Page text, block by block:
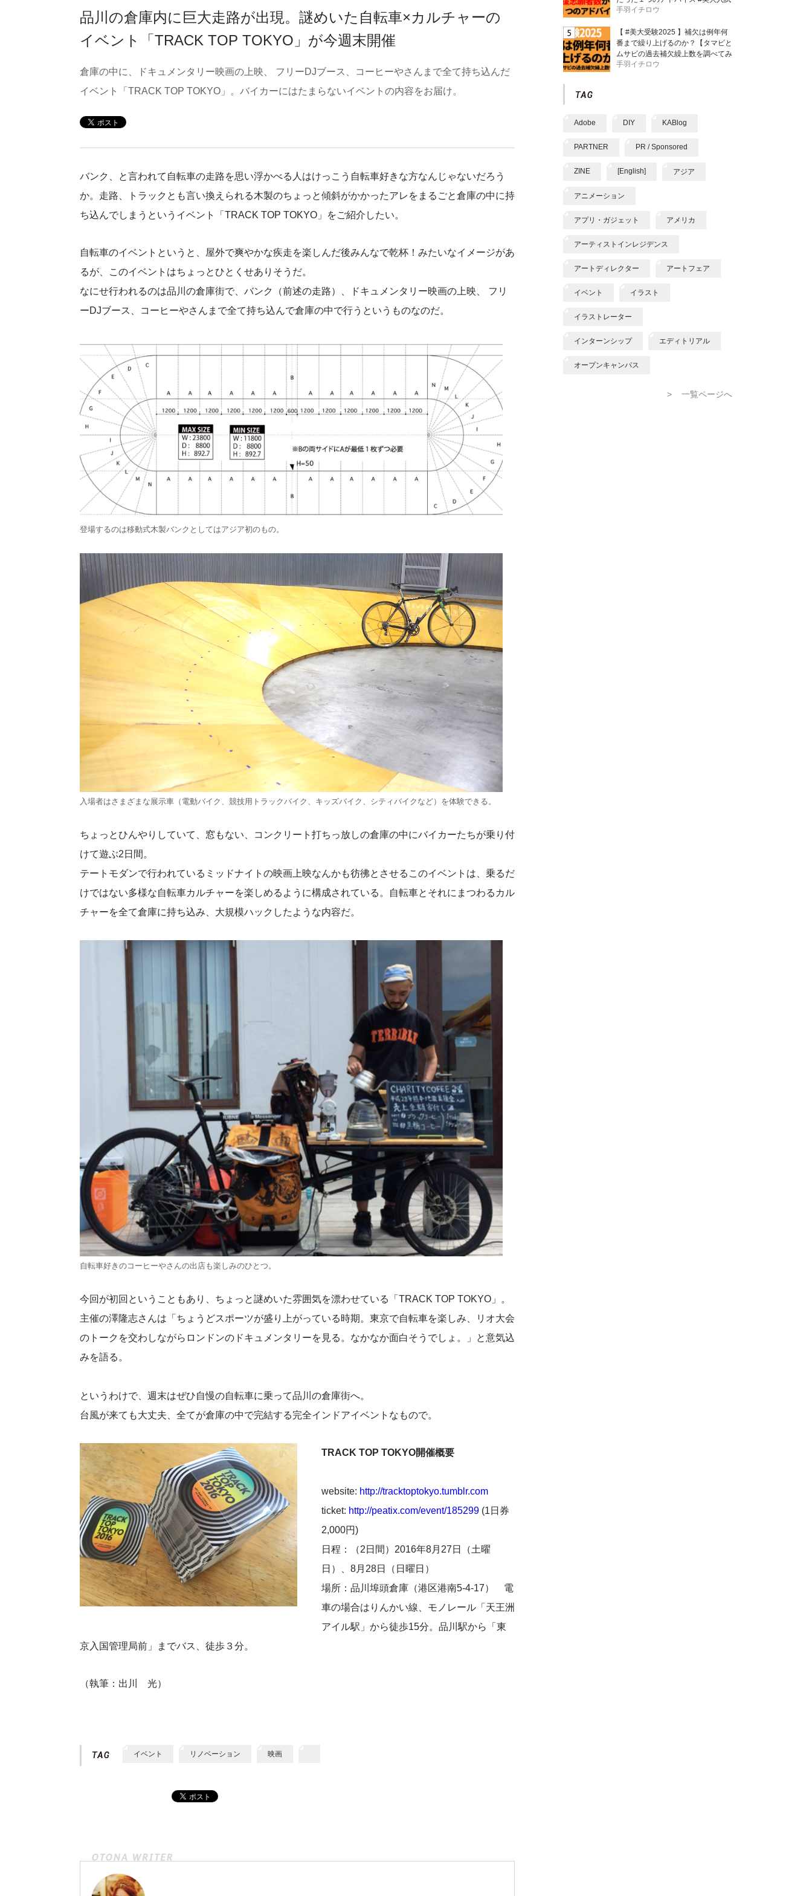
品川の倉庫内に巨大走路が出現。謎めいた自転車×カルチャーの
イベント「TRACK TOP TOKYO」が今週末開催
倉庫の中に、ドキュメンタリー映画の上映、 フリーDJブース、コーヒーやさんまで全て持ち込んだ
イベント「TRACK TOP TOKYO」。バイカーにはたまらないイベントの内容をお届け。
バンク、と言われて自転車の走路を思い浮かべる人はけっこう自転車好きな方なんじゃないだろう
か。走路、トラックとも言い換えられる木製のちょっと傾斜がかかったアレをまるごと倉庫の中に持
ち込んでしまうというイベント「TRACK TOP TOKYO」をご紹介したい。
自転車のイベントというと、屋外で爽やかな疾走を楽しんだ後みんなで乾杯！みたいなイメージがあ
るが、このイベントはちょっとひとくせありそうだ。
なにせ行われるのは品川の倉庫街で、バンク（前述の走路）、ドキュメンタリー映画の上映、 フリ
ーDJブース、コーヒーやさんまで全て持ち込んで倉庫の中で行うというものなのだ。
登場するのは移動式木製バンクとしてはアジア初のもの。
入場者はさまざまな展示車（電動バイク、競技用トラックバイク、キッズバイク、シティバイクなど）を体験できる。
ちょっとひんやりしていて、窓もない、コンクリート打ちっ放しの倉庫の中にバイカーたちが乗り付
けて遊ぶ2日間。
テートモダンで行われているミッドナイトの映画上映なんかも彷彿とさせるこのイベントは、乗るだ
けではない多様な自転車カルチャーを楽しめるように構成されている。自転車とそれにまつわるカル
チャーを全て倉庫に持ち込み、大規模ハックしたような内容だ。
自転車好きのコーヒーやさんの出店も楽しみのひとつ。
今回が初回ということもあり、ちょっと謎めいた雰囲気を漂わせている「TRACK TOP TOKYO」。
主催の澤隆志さんは「ちょうどスポーツが盛り上がっている時期。東京で自転車を楽しみ、リオ大会
のトークを交わしながらロンドンのドキュメンタリーを見る。なかなか面白そうでしょ。」と意気込
みを語る。
というわけで、週末はぜひ自慢の自転車に乗って品川の倉庫街へ。
台風が来ても大丈夫、全てが倉庫の中で完結する完全インドアイベントなもので。
TRACK TOP TOKYO開催概要
website: http://tracktoptokyo.tumblr.com
ticket: http://peatix.com/event/185299 (1日券
2,000円)
日程：（2日間）2016年8月27日（土曜
日）、8月28日（日曜日）
場所：品川埠頭倉庫（港区港南5-4-17） 電
車の場合はりんかい線、モノレール「天王洲
アイル駅」から徒歩15分。品川駅から「東
京入国管理局前」までバス、徒歩３分。
（執筆：出川 光）
イベント リノベーション 映画
手羽イチロウ
【 #美大受験2025 】補欠は例年何
番まで繰り上げるのか？【タマビと
ムサビの過去補欠繰上数を調べてみ
た】
手羽イチロウ
Adobe DIY KABlog
PARTNER PR / Sponsored
ZINE [English] アジア
アニメーション
アプリ・ガジェット アメリカ
アーティストインレジデンス
アートディレクター アートフェア
イベント イラスト
イラストレーター
インターンシップ エディトリアル
オープンキャンパス
> 一覧ページへ